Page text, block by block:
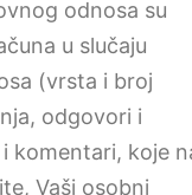
odnosa su
u slučaju
(vrsta i broj
odgovori i
komentari, koje
Vaši osobni